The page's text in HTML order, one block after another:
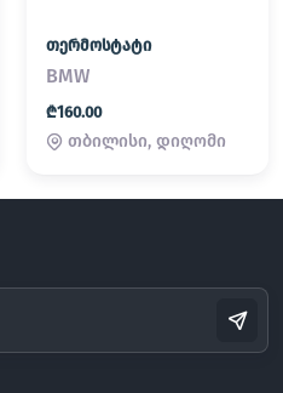
თერმოსტატი
BMW
₾160.00
თბილისი, დიღომი